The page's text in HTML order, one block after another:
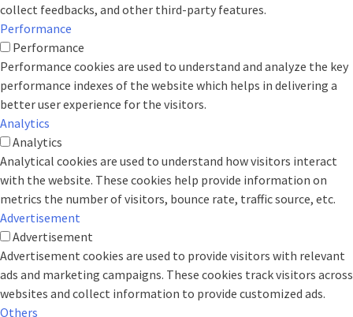
collect feedbacks, and other third-party features.
Performance
Performance
Performance cookies are used to understand and analyze the key
performance indexes of the website which helps in delivering a
better user experience for the visitors.
Analytics
Analytics
Analytical cookies are used to understand how visitors interact
with the website. These cookies help provide information on
metrics the number of visitors, bounce rate, traffic source, etc.
Advertisement
Advertisement
Advertisement cookies are used to provide visitors with relevant
ads and marketing campaigns. These cookies track visitors across
websites and collect information to provide customized ads.
Others